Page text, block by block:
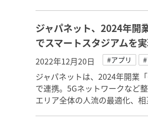
ジャパネット、2024年開
でスマートスタジアムを
2022年12月20日 #アプリ
ジャパネットは、2024年開業
で連携。5Gネットワークなど
エリア全体の人流の最適化、